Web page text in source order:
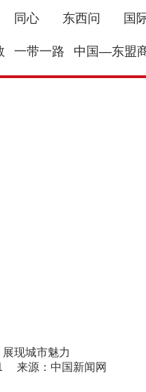
同心 东西问 国
一带一路 中国—东盟
现城市魅力
来源：中国新闻网